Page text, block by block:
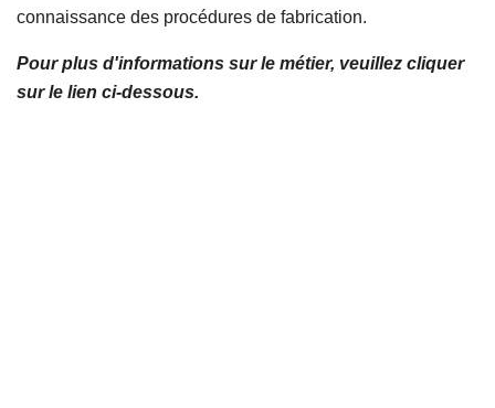
connaissance des procédures de fabrication.
Pour plus d'informations sur le métier, veuillez cliquer
sur le lien ci-dessous.